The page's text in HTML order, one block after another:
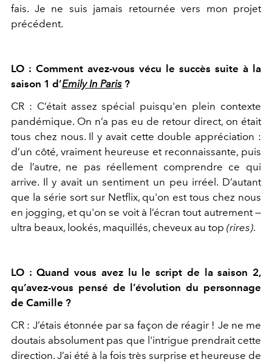
fais. Je ne suis jamais retournée vers mon projet
précédent.
LO : Comment avez-vous vécu le succès suite à la
saison 1 d’Emily In Paris ?
CR : C’était assez spécial puisqu'en plein contexte
pandémique. On n’a pas eu de retour direct, on était
tous chez nous. Il y avait cette double appréciation :
d’un côté, vraiment heureuse et reconnaissante, puis
de l’autre, ne pas réellement comprendre ce qui
arrive. Il y avait un sentiment un peu irréel. D’autant
que la série sort sur Netflix, qu'on est tous chez nous
en jogging, et qu'on se voit à l’écran tout autrement —
ultra beaux, lookés, maquillés, cheveux au top (rires).
LO : Quand vous avez lu le script de la saison 2,
qu’avez-vous pensé de l’évolution du personnage
de Camille ?
CR : J’étais étonnée par sa façon de réagir ! Je ne me
doutais absolument pas que l'intrigue prendrait cette
direction. J’ai été à la fois très surprise et heureuse de